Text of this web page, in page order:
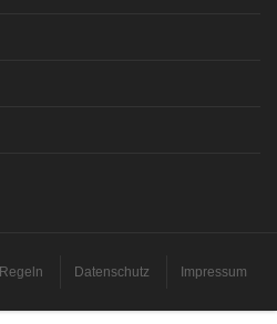
Regeln Datenschutz Impressum